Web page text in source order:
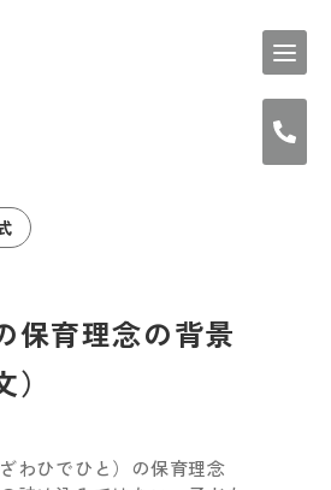
保育理念の背景
わひでひと）の保育理念